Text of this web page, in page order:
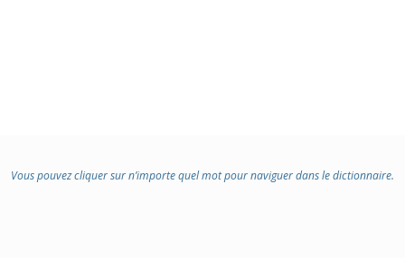
Vous pouvez cliquer sur n’importe quel mot pour naviguer dans le dictionnaire.